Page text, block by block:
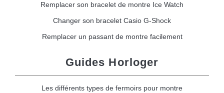
Remplacer son bracelet de montre Ice Watch
Changer son bracelet Casio G-Shock
Remplacer un passant de montre facilement
Guides Horloger
Les différents types de fermoirs pour montre